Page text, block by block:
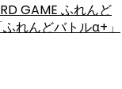
GAME ふれんど
れんどバトルα+」